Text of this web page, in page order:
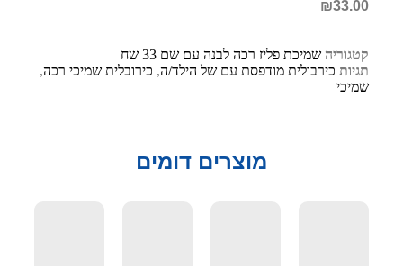
₪33.00
קטגוריה שמיכת פליז רכה לבנה עם שם 33 שח
תגיות כירבולית מודפסת עם של הילד/ה,כירובלית שמיכי רכה,
שמיכי
מוצרים דומים